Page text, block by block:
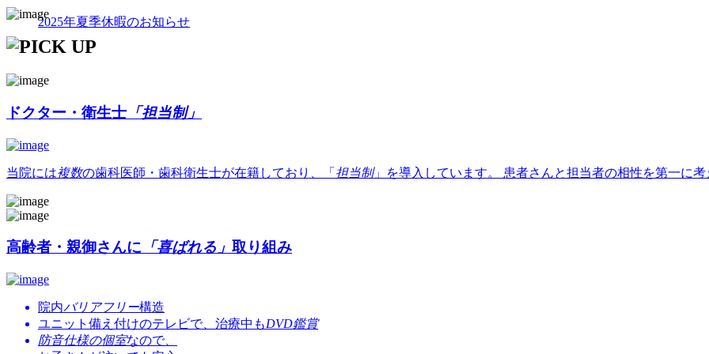
2025年夏季休暇のお知らせ
ドクター・衛生士 「担当制」
当院には複数の歯科医師・歯科衛生士が在籍しており、「 担当制」を導入しています。 患者さんと担当者の相性を第一に考
高齢者・親御さんに 「喜ばれる」 取り組み
院内バリアフリー構造
ユニット備え付けのテレビで、治療中もDVD鑑賞
防音仕様の個室なので、